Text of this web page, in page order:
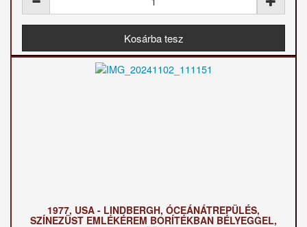
1977, USA - LINDBERGH, ÓCEÁNÁTREPÜLÉS,
SZÍNEZÜST EMLÉKÉREM BORÍTÉKBAN BÉLYEGGEL,